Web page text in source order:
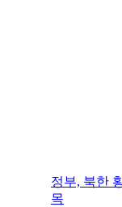
정부, 북한
목